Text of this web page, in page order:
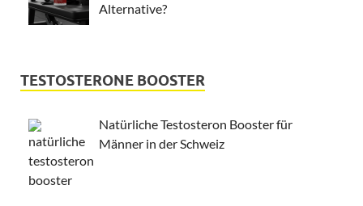
Alternative?
TESTOSTERONE BOOSTER
Natürliche Testosteron Booster für
Männer in der Schweiz